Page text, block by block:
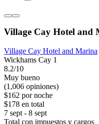
Village Cay Hotel and
Village Cay Hotel and Marina
Wickhams Cay 1
8.2/10
Muy bueno
(1,006 opiniones)
$162 por noche
$178 en total
7 sept - 8 sept
Total con impuestos y cargos